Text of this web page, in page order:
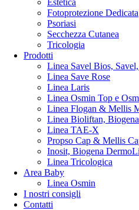
Estetica
Fotoprotezione Dedicata
Psoriasi
Secchezza Cutanea
Tricologia
Prodotti
Linea Savel Bios,
Linea Save Rose
Linea Laris
Linea Osmin Top e
Linea Flogan & Mellis
Linea Bioliftan,
Linea TAE-X
Propso Cap & Mellis
Inosit, Biogena
Linea Tricologica
Area Baby
Linea Osmin
I nostri consigli
Contatti